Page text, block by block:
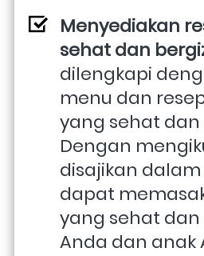
Menyediakan
sehat dan
dilengkapi
menu dan
yang sehat dan
Dengan
disajikan dalam
dapat
yang sehat
Anda dan anak